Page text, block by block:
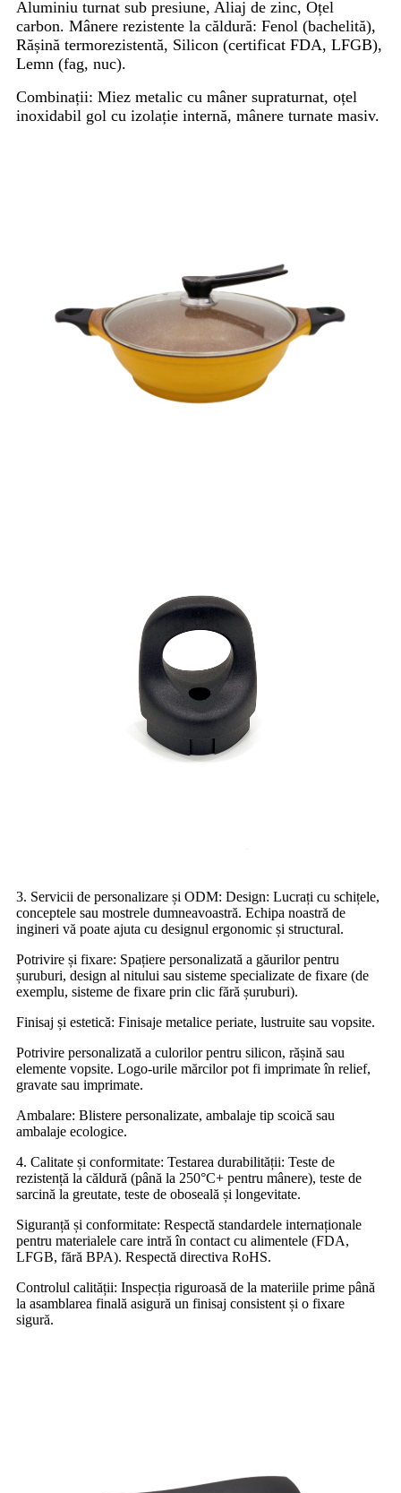
Aluminiu turnat sub presiune, Aliaj de zinc, Oțel
carbon. Mânere rezistente la căldură: Fenol (bachelită),
Rășină termorezistentă, Silicon (certificat FDA, LFGB),
Lemn (fag, nuc).
Combinații: Miez metalic cu mâner supraturnat, oțel
inoxidabil gol cu ​​izolație internă, mânere turnate masiv.
3. Servicii de personalizare și ODM: Design: Lucrați cu schițele,
conceptele sau mostrele dumneavoastră. Echipa noastră de
ingineri vă poate ajuta cu designul ergonomic și structural.
Potrivire și fixare: Spațiere personalizată a găurilor pentru
șuruburi, design al nitului sau sisteme specializate de fixare (de
exemplu, sisteme de fixare prin clic fără șuruburi).
Finisaj și estetică: Finisaje metalice periate, lustruite sau vopsite.
Potrivire personalizată a culorilor pentru silicon, rășină sau
elemente vopsite. Logo-urile mărcilor pot fi imprimate în relief,
gravate sau imprimate.
Ambalare: Blistere personalizate, ambalaje tip scoică sau
ambalaje ecologice.
4. Calitate și conformitate: Testarea durabilității: Teste de
rezistență la căldură (până la 250°C+ pentru mânere), teste de
sarcină la greutate, teste de oboseală și longevitate.
Siguranță și conformitate: Respectă standardele internaționale
pentru materialele care intră în contact cu alimentele (FDA,
LFGB, fără BPA). Respectă directiva RoHS.
Controlul calității: Inspecția riguroasă de la materiile prime până
la asamblarea finală asigură un finisaj consistent și o fixare
sigură.